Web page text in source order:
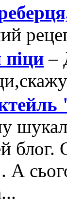
піци –
блог.
А